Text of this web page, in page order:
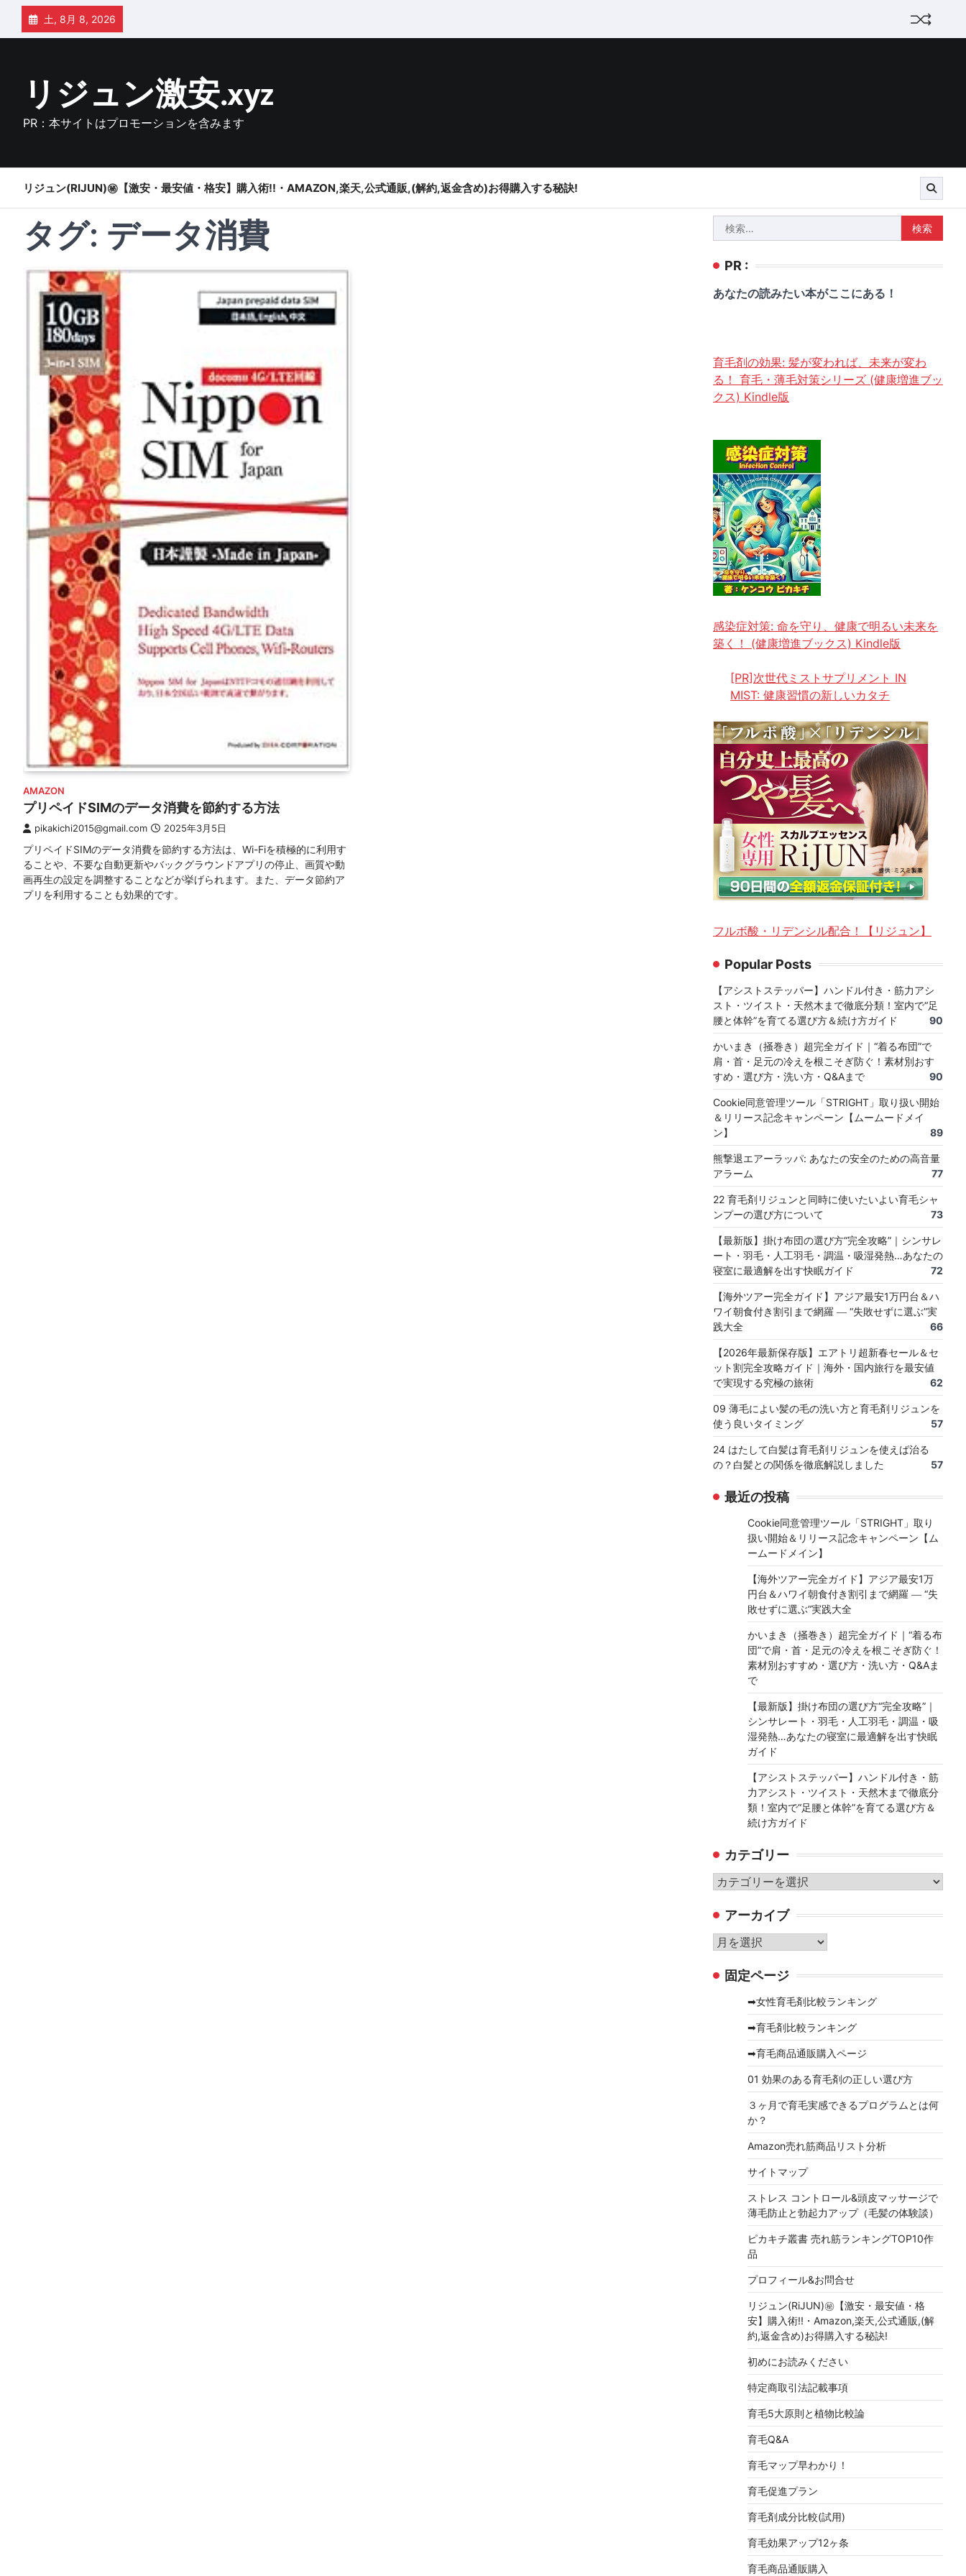
Skip
content
土, 8月 8, 2026
リジュン激安.xyz
PR：本サイトはプロモーションを含みます
リジュン(RIJUN)㊙【激安・最安値・格安】購入術!!・AMAZON,楽天,公式通販,(解約,返金含め)お得購入する秘訣!
タグ: データ消費
AMAZON
プリペイドSIMのデータ消費を節約する方法
pikakichi2015@gmail.com 2025年3月5日
プリペイドSIMのデータ消費を節約する方法は、Wi-Fiを積極的に利用す
ることや、不要な自動更新やバックグラウンドアプリの停止、画質や動
画再生の設定を調整することなどが挙げられます。また、データ節約ア
プリを利用することも効果的です。
索:
PR :
あなたの読みたい本がここにある！
育毛剤の効果: 髪が変われば、未来が変わ
る！ 育毛・薄毛対策シリーズ (健康増進ブッ
クス) Kindle版
感染症対策: 命を守り、健康で明るい未来を
築く！ (健康増進ブックス) Kindle版
[PR]次世代ミストサプリメント IN
MIST: 健康習慣の新しいカタチ
フルボ酸・リデンシル配合！【リジュン】
Popular Posts
【アシストステッパー】ハンドル付き・筋力アシ
スト・ツイスト・天然木まで徹底分類！室内で“足
腰と体幹”を育てる選び方＆続け方ガイド
90
かいまき（掻巻き）超完全ガイド｜“着る布団”で
肩・首・足元の冷えを根こそぎ防ぐ！素材別おす
すめ・選び方・洗い方・Q&Aまで
90
Cookie同意管理ツール「STRIGHT」取り扱い開始
＆リリース記念キャンペーン【ムームードメイ
ン】
89
熊撃退エアーラッパ: あなたの安全のための高音量
アラーム
77
22 育毛剤リジュンと同時に使いたいよい育毛シャ
ンプーの選び方について
73
【最新版】掛け布団の選び方“完全攻略”｜シンサレ
ート・羽毛・人工羽毛・調温・吸湿発熱…あなたの
寝室に最適解を出す快眠ガイド
72
【海外ツアー完全ガイド】アジア最安1万円台＆ハ
ワイ朝食付き割引まで網羅 ― “失敗せずに選ぶ”実
践大全
66
【2026年最新保存版】エアトリ超新春セール＆セ
ット割完全攻略ガイド｜海外・国内旅行を最安値
で実現する究極の旅術
62
09 薄毛によい髪の毛の洗い方と育毛剤リジュンを
使う良いタイミング
57
24 はたして白髪は育毛剤リジュンを使えば治る
の？白髪との関係を徹底解説しました
57
最近の投稿
Cookie同意管理ツール「STRIGHT」取り
扱い開始＆リリース記念キャンペーン【ム
ームードメイン】
【海外ツアー完全ガイド】アジア最安1万
円台＆ハワイ朝食付き割引まで網羅 ― “失
敗せずに選ぶ”実践大全
かいまき（掻巻き）超完全ガイド｜“着る布
団”で肩・首・足元の冷えを根こそぎ防ぐ！
素材別おすすめ・選び方・洗い方・Q&Aま
で
【最新版】掛け布団の選び方“完全攻略”｜
シンサレート・羽毛・人工羽毛・調温・吸
湿発熱…あなたの寝室に最適解を出す快眠
ガイド
【アシストステッパー】ハンドル付き・筋
力アシスト・ツイスト・天然木まで徹底分
類！室内で“足腰と体幹”を育てる選び方＆
続け方ガイド
カテゴリー
カ
ゴ
リ
ー
アーカイブ
ア
カ 固定ページ
➡女性育毛剤比較ランキング
➡育毛剤比較ランキング
➡育毛商品通販購入ページ
01 効果のある育毛剤の正しい選び方
３ヶ月で育毛実感できるプログラムとは何
か？
Amazon売れ筋商品リスト分析
サイトマップ
ストレス コントロール&頭皮マッサージで
薄毛防止と勃起力アップ（毛髪の体験談）
ピカキチ叢書 売れ筋ランキングTOP10作
品
プロフィール&お問合せ
リジュン(RiJUN)㊙【激安・最安値・格
安】購入術!!・Amazon,楽天,公式通販,(解
約,返金含め)お得購入する秘訣!
初めにお読みください
特定商取引法記載事項
育毛5大原則と植物比較論
育毛Q&A
育毛マップ早わかり！
育毛促進プラン
育毛剤成分比較(試用)
育毛効果アップ12ヶ条
育毛商品通販購入